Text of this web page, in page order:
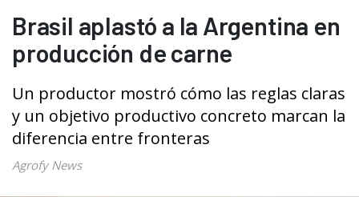
Brasil aplastó a la Argentina en
producción de carne
Un productor mostró cómo las reglas claras
y un objetivo productivo concreto marcan la
diferencia entre fronteras
Agrofy News